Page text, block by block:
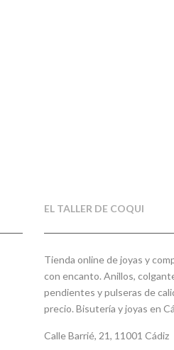
EL TALLER DE COQUI
Tienda online de joyas y
con encanto. Anillos,
pendientes y pulseras de
precio. Bisutería y joyas en
Calle Barrié, 21, 11001 Cádiz